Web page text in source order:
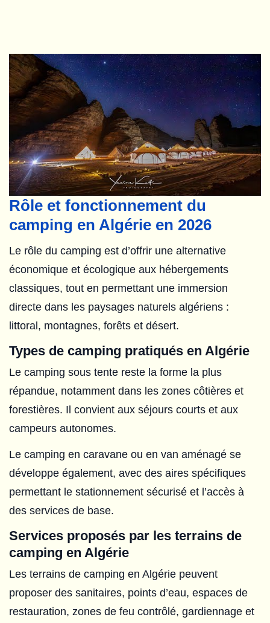
Rôle et fonctionnement du
camping en Algérie en 2026
Le rôle du camping est d’offrir une alternative
économique et écologique aux hébergements
classiques, tout en permettant une immersion
directe dans les paysages naturels algériens :
littoral, montagnes, forêts et désert.
Types de camping pratiqués en Algérie
Le camping sous tente reste la forme la plus
répandue, notamment dans les zones côtières et
forestières. Il convient aux séjours courts et aux
campeurs autonomes.
Le camping en caravane ou en van aménagé se
développe également, avec des aires spécifiques
permettant le stationnement sécurisé et l’accès à
des services de base.
Services proposés par les terrains de
camping en Algérie
Les terrains de camping en Algérie peuvent
proposer des sanitaires, points d’eau, espaces de
restauration, zones de feu contrôlé, gardiennage et